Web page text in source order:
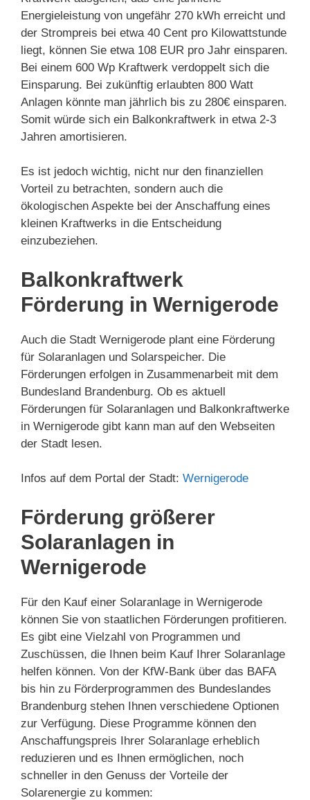
Energieleistung von ungefähr 270 kWh erreicht und
der Strompreis bei etwa 40 Cent pro Kilowattstunde
liegt, können Sie etwa 108 EUR pro Jahr einsparen.
Bei einem 600 Wp Kraftwerk verdoppelt sich die
Einsparung. Bei zukünftig erlaubten 800 Watt
Anlagen könnte man jährlich bis zu 280€ einsparen.
Somit würde sich ein Balkonkraftwerk in etwa 2-3
Jahren amortisieren.
Es ist jedoch wichtig, nicht nur den finanziellen
Vorteil zu betrachten, sondern auch die
ökologischen Aspekte bei der Anschaffung eines
kleinen Kraftwerks in die Entscheidung
einzubeziehen.
Balkonkraftwerk
Förderung in Wernigerode
Auch die Stadt Wernigerode plant eine Förderung
für Solaranlagen und Solarspeicher. Die
Förderungen erfolgen in Zusammenarbeit mit dem
Bundesland Brandenburg. Ob es aktuell
Förderungen für Solaranlagen und Balkonkraftwerke
in Wernigerode gibt kann man auf den Webseiten
der Stadt lesen.
Infos auf dem Portal der Stadt: Wernigerode
Förderung größerer
Solaranlagen in
Wernigerode
Für den Kauf einer Solaranlage in Wernigerode
können Sie von staatlichen Förderungen profitieren.
Es gibt eine Vielzahl von Programmen und
Zuschüssen, die Ihnen beim Kauf Ihrer Solaranlage
helfen können. Von der KfW-Bank über das BAFA
bis hin zu Förderprogrammen des Bundeslandes
Brandenburg stehen Ihnen verschiedene Optionen
zur Verfügung. Diese Programme können den
Anschaffungspreis Ihrer Solaranlage erheblich
reduzieren und es Ihnen ermöglichen, noch
schneller in den Genuss der Vorteile der
Solarenergie zu kommen: